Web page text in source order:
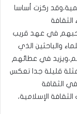
ركزت أساسا
نحبهم في عهد قريب
والباحثين الذي
في عطائهم
قليلة جدا تعكس
الثقافة
الإسلامية،